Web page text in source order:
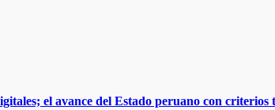
el avance del Estado peruano con